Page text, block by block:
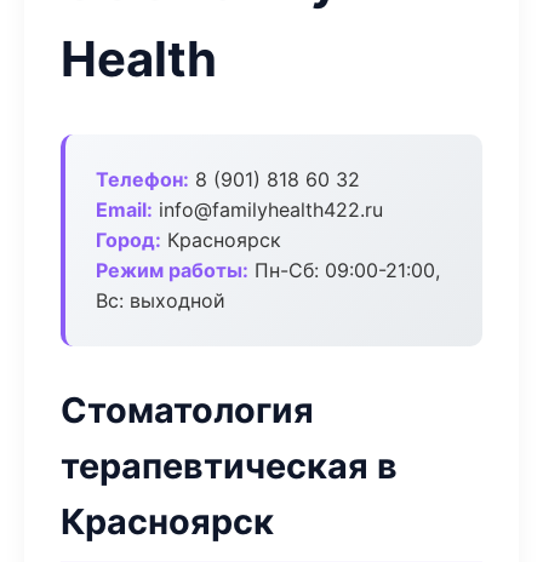
Health
Телефон: 8 (901) 818 60 32
Email: info@familyhealth422.ru
Город: Красноярск
Режим работы: Пн-Сб: 09:00-21:00,
Вс: выходной
Стоматология
терапевтическая в
Красноярск